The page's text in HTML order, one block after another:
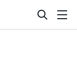
검
색